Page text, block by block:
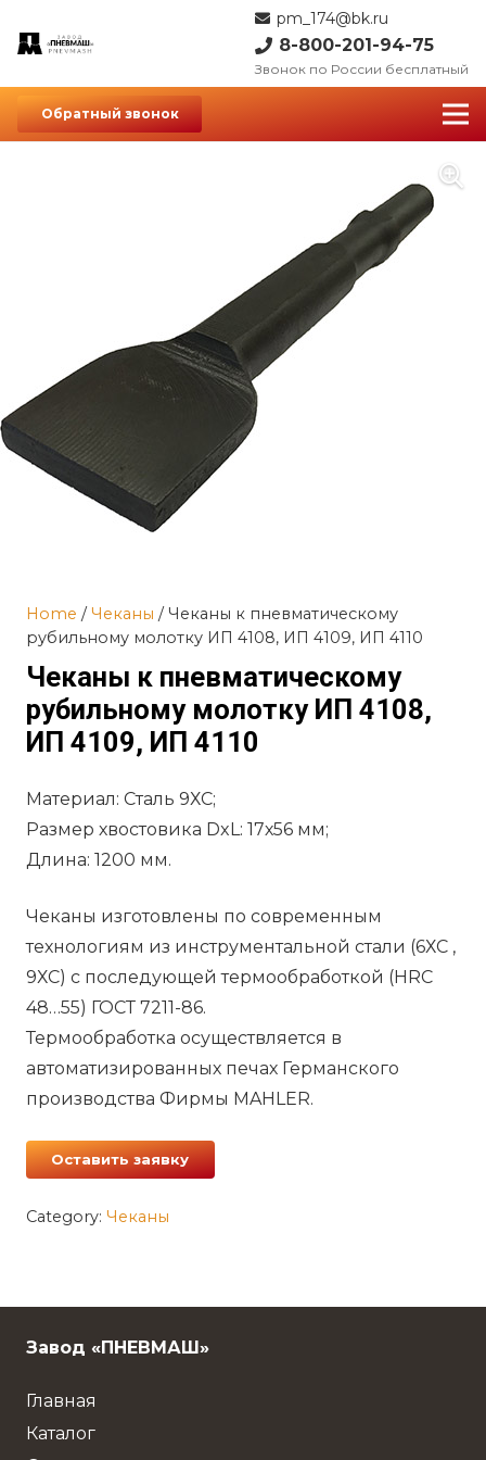
pm_174@bk.ru
8-800-201-94-75
Звонок по России бесплатный
Обратный звонок
Home /Чеканы / Чеканы к пневматическому
рубильному молотку ИП 4108, ИП 4109, ИП 4110
Чеканы к пневматическому
рубильному молотку ИП 4108,
ИП 4109, ИП 4110
Материал: Сталь 9ХС;
Размер хвостовика DxL: 17х56 мм;
Длина: 1200 мм.
Чеканы изготовлены по современным
технологиям из инструментальной стали (6ХС ,
9ХС) с последующей термообработкой (HRC
48…55) ГОСТ 7211-86.
Термообработка осуществляется в
автоматизированных печах Германского
производства Фирмы MAHLER.
Оставить заявку
Category: Чеканы
Завод «ПНЕВМАШ»
Главная
Каталог